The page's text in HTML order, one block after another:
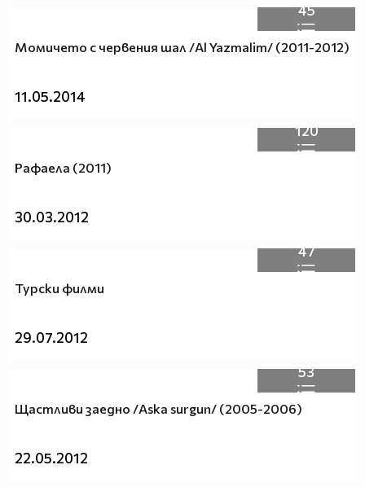
45
Момичето с червения шал /Al Yazmalim/ (2011-2012)
11.05.2014
120
Рафаела (2011)
30.03.2012
47
Турски филми
29.07.2012
53
Щастливи заедно /Aska surgun/ (2005-2006)
22.05.2012